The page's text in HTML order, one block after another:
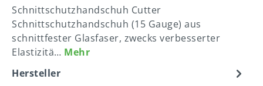
Schnittschutzhandschuh Cutter
Schnittschutzhandschuh (15 Gauge) aus
schnittfester Glasfaser, zwecks verbesserter
Elastizitä… Mehr
Hersteller